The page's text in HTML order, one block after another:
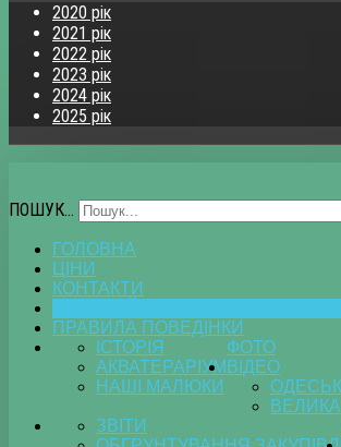
2020 рік
2021 рік
2022 рік
2023 рік
2024 рік
2025 рік
ПОШУК...
ГОЛОВНА
ЦІНИ
КОНТАКТИ
ПРАВИЛА ПОВЕДІНКИ
ФОТО
ІСТОРІЯ
АКВАТЕРАРІУМ
НАШІ МАЛЮКИ
ВІДЕО
ЗВІТИ